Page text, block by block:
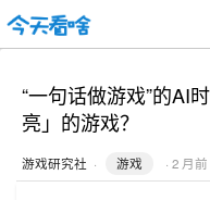
“一句话做游戏”的AI
亮」的游戏？
游戏研究社 · 游戏 · 2 月前